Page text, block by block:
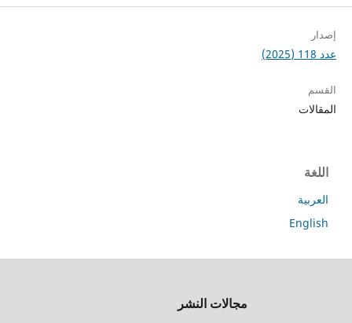
مجالات النشر